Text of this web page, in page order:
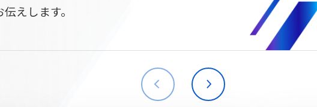
W2Commerce
えします。